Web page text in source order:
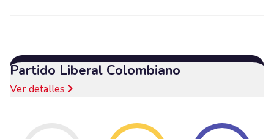
Partido Liberal Colombiano
Ver detalles